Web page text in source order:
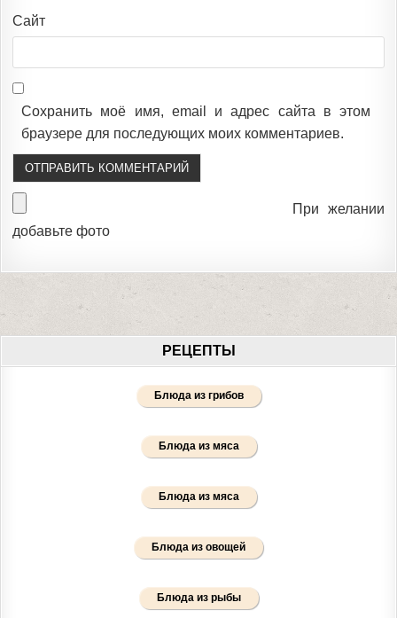
Сайт
Сохранить моё имя, email и адрес сайта в этом
браузере для последующих моих комментариев.
При желании
добавьте фото
РЕЦЕПТЫ
Блюда из грибов
Блюда из мяса
Блюда из мяса
Блюда из овощей
Блюда из рыбы